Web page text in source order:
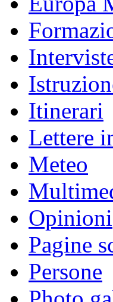
Itinerari
Lettere
Meteo
Opinioni
Pagine
Persone